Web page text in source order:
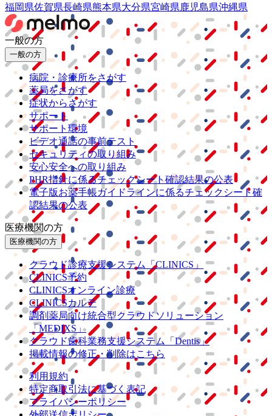
福岡県佐賀県長崎県熊本県大分県宮崎県鹿児島県沖縄県
一般の方
一般の方
病院・診療所をさがす
薬局をさがす
症状からさがす
サポート
サポート環境
ビデオ通話の事前テスト
セキュリティの取り組み
安心安全への取り組み
PHR指針に係るチェックシート確認結果の公表
電子版お薬手帳ガイドラインに係るチェックシート確
認結果の公表
医療機関の方
医療機関の方
クラウド診療支援システム
「CLINICS」
CLINICS予約
CLINICSオンライン診療
CLINICSカルテ
調剤薬局向け統合型クラウドソリューション
「MEDIXS」
クラウド歯科業務支援システム
「Dentis」
掲載情報の修正・削除はこちら
利用規約
特定商取引法に基づく表記
プライバシーポリシー